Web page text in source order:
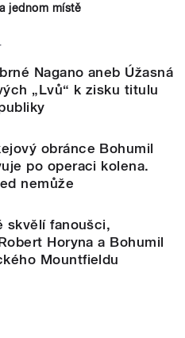
jednom místě
Nagano aneb Úžasná
„Lvů“ k zisku titulu
obránce Bohumil
po operaci kolena.
nemůže
skvělí fanoušci,
Horyna a Bohumil
Mountfieldu